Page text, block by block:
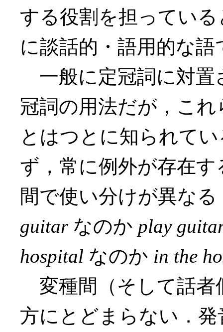
する役割を担ってい
に談話的・語用的な語
一般に定冠詞に対置
冠詞の用法だが，こ
とはつとに知られて
ず，常に例外が存在
間で使い分けが異な
guitarなのか play
hospital なのか in the
変種間（そして話者
方にとどまらない．